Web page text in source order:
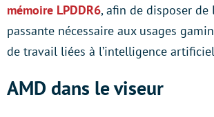
mémoire LPDDR6, afin de disposer de
passante nécessaire aux usages
de travail liées à l’intelligence
AMD dans le viseur